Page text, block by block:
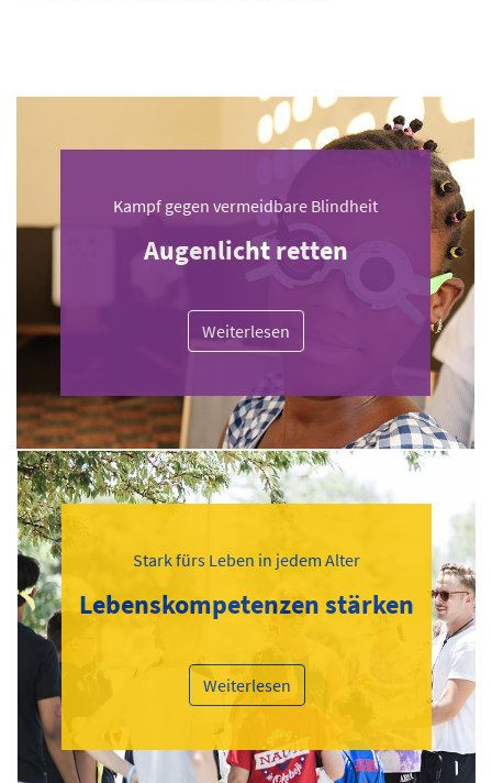
Kampf gegen vermeidbare Blindheit
Augenlicht retten
Weiterlesen
Stark fürs Leben in jedem Alter
Lebenskompetenzen stärken
Weiterlesen